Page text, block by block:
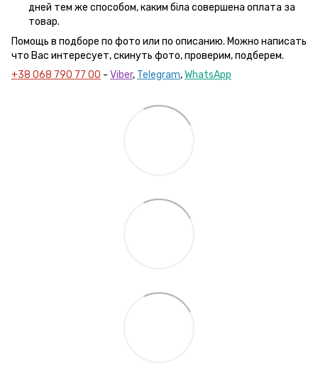
дней тем же способом, каким біла совершена оплата за
товар.
Помощь в подборе по фото или по описанию. Можно написать
что Вас интересует, скинуть фото, проверим, подберем.
+38 068 790 77 00 - Viber, Telegram,WhatsApp